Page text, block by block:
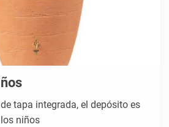
tapa integrada, el depósito es
niños